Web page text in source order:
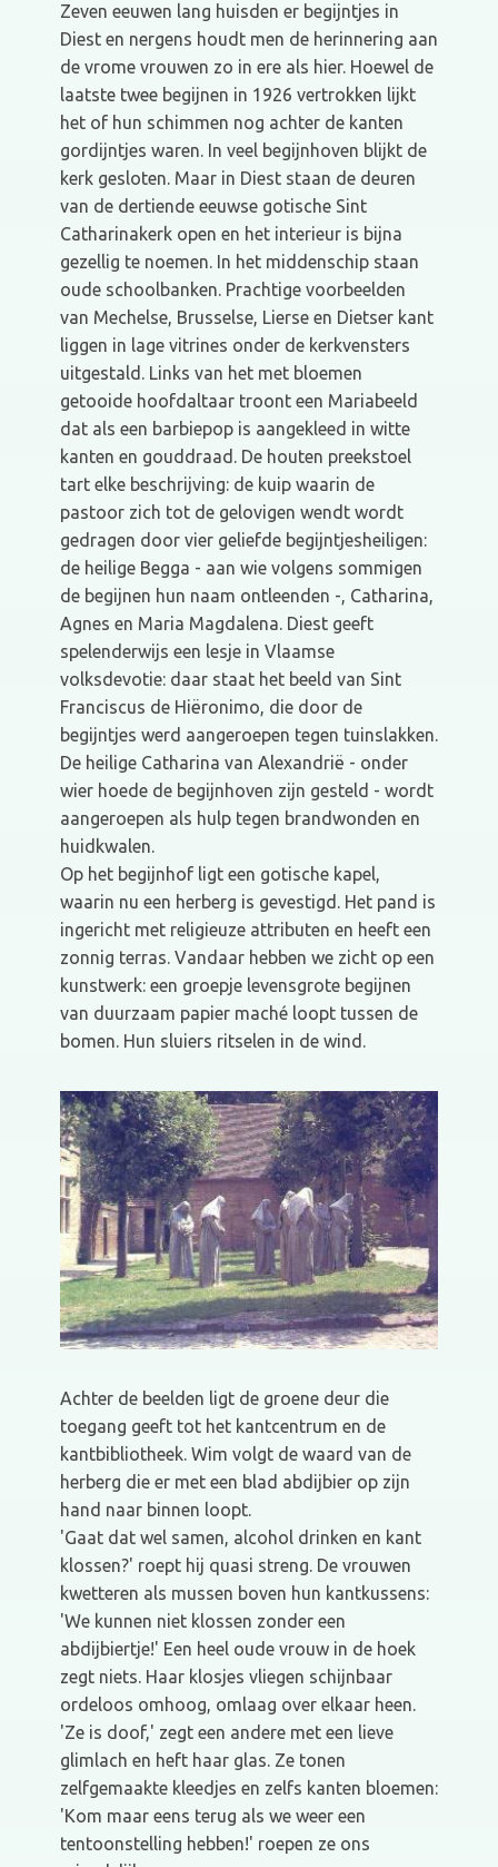
Zeven eeuwen lang huisden er begijntjes in
Diest en nergens houdt men de herinnering aan
de vrome vrouwen zo in ere als hier. Hoewel de
laatste twee begijnen in 1926 vertrokken lijkt
het of hun schimmen nog achter de kanten
gordijntjes waren. In veel begijnhoven blijkt de
kerk gesloten. Maar in Diest staan de deuren
van de dertiende eeuwse gotische Sint
Catharinakerk open en het interieur is bijna
gezellig te noemen. In het middenschip staan
oude schoolbanken. Prachtige voorbeelden
van Mechelse, Brusselse, Lierse en Dietser kant
liggen in lage vitrines onder de kerkvensters
uitgestald. Links van het met bloemen
getooide hoofdaltaar troont een Mariabeeld
dat als een barbiepop is aangekleed in witte
kanten en gouddraad. De houten preekstoel
tart elke beschrijving: de kuip waarin de
pastoor zich tot de gelovigen wendt wordt
gedragen door vier geliefde begijntjesheiligen:
de heilige Begga - aan wie volgens sommigen
de begijnen hun naam ontleenden -, Catharina,
Agnes en Maria Magdalena. Diest geeft
spelenderwijs een lesje in Vlaamse
volksdevotie: daar staat het beeld van Sint
Franciscus de Hiëronimo, die door de
begijntjes werd aangeroepen tegen tuinslakken.
De heilige Catharina van Alexandrië - onder
wier hoede de begijnhoven zijn gesteld - wordt
aangeroepen als hulp tegen brandwonden en
huidkwalen.
Op het begijnhof ligt een gotische kapel,
waarin nu een herberg is gevestigd. Het pand is
ingericht met religieuze attributen en heeft een
zonnig terras. Vandaar hebben we zicht op een
kunstwerk: een groepje levensgrote begijnen
van duurzaam papier maché loopt tussen de
bomen. Hun sluiers ritselen in de wind.
Achter de beelden ligt de groene deur die
toegang geeft tot het kantcentrum en de
kantbibliotheek. Wim volgt de waard van de
herberg die er met een blad abdijbier op zijn
hand naar binnen loopt.
'Gaat dat wel samen, alcohol drinken en kant
klossen?' roept hij quasi streng. De vrouwen
kwetteren als mussen boven hun kantkussens:
'We kunnen niet klossen zonder een
abdijbiertje!' Een heel oude vrouw in de hoek
zegt niets. Haar klosjes vliegen schijnbaar
ordeloos omhoog, omlaag over elkaar heen.
'Ze is doof,' zegt een andere met een lieve
glimlach en heft haar glas. Ze tonen
zelfgemaakte kleedjes en zelfs kanten bloemen:
'Kom maar eens terug als we weer een
tentoonstelling hebben!' roepen ze ons